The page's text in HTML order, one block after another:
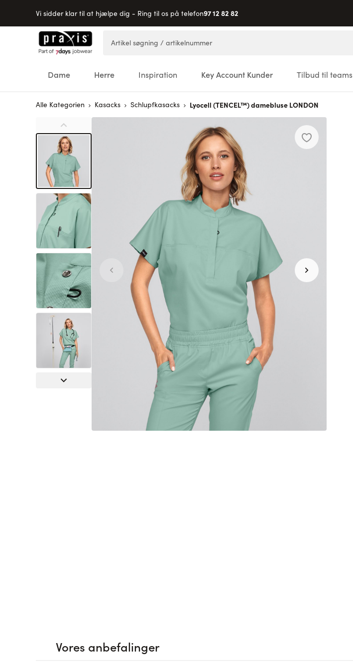
Vi sidder klar til at hjælpe dig - Ring til os på telefon97 12 82 82
Skip to Content
Dame Herre Inspiration Key Account Kunder Tilbud til teams
Alle Kategorien Kasacks Schlupfkasacks Lyocell (TENCEL™) damebluse LONDON
Vores anbefalinger